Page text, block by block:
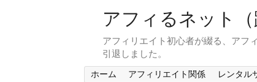
アフィるネット（
アフィリエイト初心者が綴る、アフ
引退しました。
ホーム アフィリエイト関係 レンタル